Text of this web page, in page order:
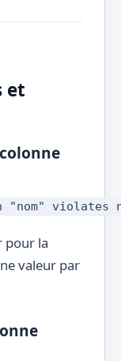
et
"nom"
pour la
valeur par